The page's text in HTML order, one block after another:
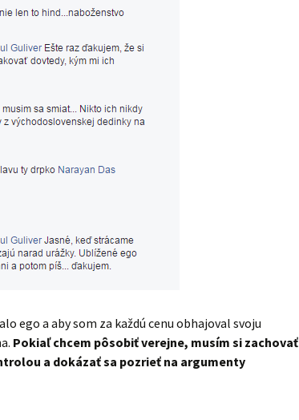
ego a aby som za každú cenu obhajoval svoju
Pokiaľ chcem pôsobiť verejne, musím si zachovať
a dokázať sa pozrieť na argumenty